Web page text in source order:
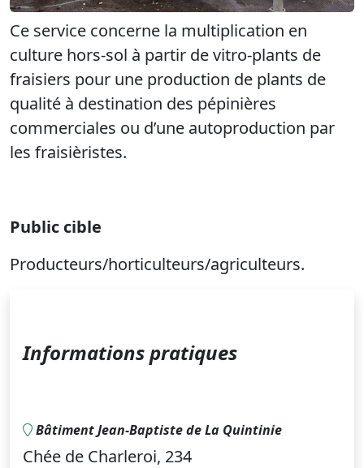
Ce service concerne la multiplication en
culture hors-sol à partir de vitro-plants de
fraisiers pour une production de plants de
qualité à destination des pépinières
commerciales ou d’une autoproduction par
les fraisièristes.
Public cible
Producteurs/horticulteurs/agriculteurs.
Informations pratiques
Bâtiment Jean-Baptiste de La Quintinie
Chée de Charleroi, 234